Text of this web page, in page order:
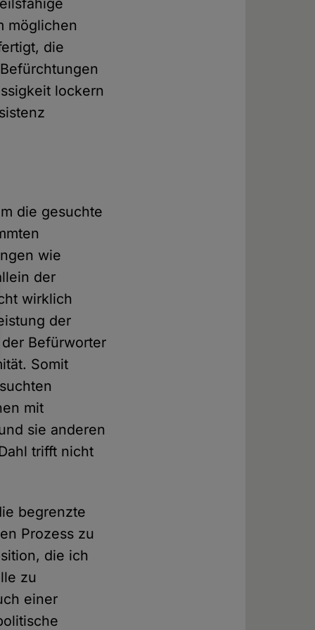
möglichen
die
lockern
die gesuchte
wie
der
wirklich
der
Befürworter
Somit
mit
sie anderen
trifft nicht
begrenzte
Prozess zu
die ich
zu
einer